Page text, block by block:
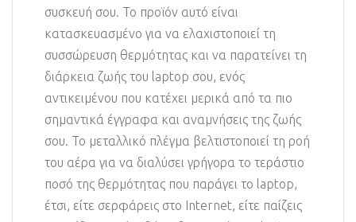
συσκευή σου. Το προϊόν αυτό είναι
κατασκευασμένο για να ελαχιστοποιεί τη
συσσώρευση θερμότητας και να παρατείνει τη
διάρκεια ζωής του laptop σου, ενός
αντικειμένου που κατέχει μερικά από τα πιο
σημαντικά έγγραφα και αναμνήσεις της ζωής
σου. Το μεταλλικό πλέγμα βελτιστοποιεί τη ροή
του αέρα για να διαλύσει γρήγορα το τεράστιο
ποσό της θερμότητας που παράγει το laptop,
έτσι, είτε σερφάρεις στο Internet, είτε παίζεις